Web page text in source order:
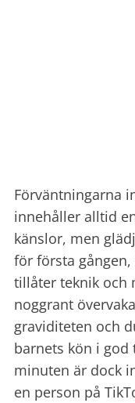
Förväntningarna
innehåller alltid
känslor, men
för första
tillåter teknik och
noggrant
graviditeten och
barnets kön i god
minuten är dock
en person på